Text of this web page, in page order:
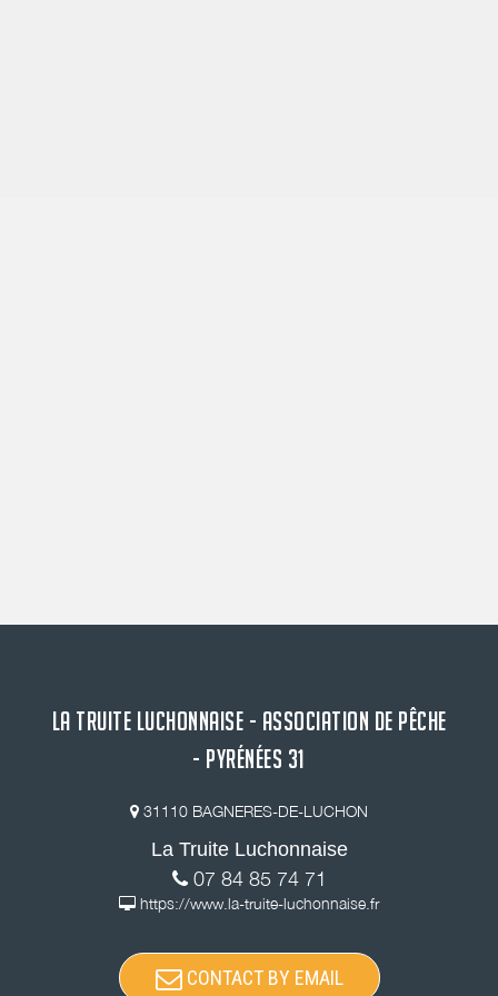
LA TRUITE LUCHONNAISE - ASSOCIATION DE PÊCHE
- PYRÉNÉES 31
31110 BAGNERES-DE-LUCHON
La Truite Luchonnaise
07 84 85 74 71
https://www.la-truite-luchonnaise.fr
CONTACT BY EMAIL